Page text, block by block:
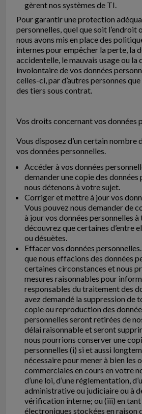
gèrent nos systèmes de TI.
Pour garantir une protection
personnelles, quel que soit l’endroit
nous avons mis en place des
internes pour empêcher la perte, la
accidentelle, le mauvais usage ou la
involontaire de vos données
celles-ci, par d’autres personnes
des tiers sous contrat.
Vos droits concernant vos données
Vous disposez d’un certain nombre
vos données personnelles.
Accéder à vos données
demander une copie des données
nous détenons à votre sujet.
Corriger et mettre à jour vos
Vous pouvez nous demander de
à jour vos données personnelles
découvrez que certaines d’entre
ou désuètes.
Effacer vos données
que nous effacions des données
certaines circonstances et nous
mesures raisonnables pour
responsables du traitement des
avez demandé la suppression de
copie ou reproduction des
personnelles seront retirées de
délai raisonnable et seront
nous pourrions conserver une
personnelles (i) si et aussi
nécessaire pour mener à bien les
commerciales en cours en votre
d’une loi, d’une réglementation,
administrative ou judiciaire ou à
vérification interne; ou (iii) en tant
électroniques stockées en raison